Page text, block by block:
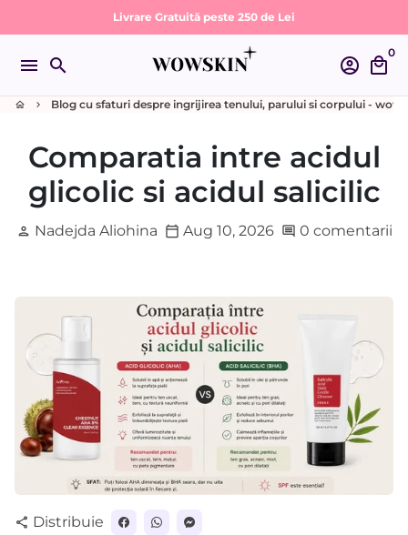
la
conținut
Livrare Gratuită peste 250 de Lei
menu search account_circle local_mall
0
home keyboard_arrow_right Blog cu sfaturi despre ingrijirea tenului, parului si corpului -
Comparatia intre acidul
glicolic si acidul salicilic
person Nadejda Aliohina calendar_today Aug 10, 2026 comment 0 comentarii
share Distribuie